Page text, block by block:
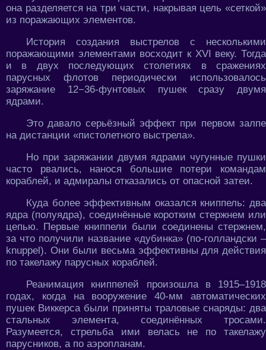
она разделяется на три части, накрывая цель «сеткой»
из поражающих элементов.
История создания выстрелов с несколькими
поражающими элементами восходит к XVI веку. Тогда
и в двух последующих столетиях в сражениях
парусных флотов периодически использовалось
заряжание 12−36-фунтовых пушек сразу двумя
ядрами.
Это давало серьёзный эффект при первом залпе
на дистанции «пистолетного выстрела».
Но при заряжании двумя ядрами чугунные пушки
часто рвались, нанося большие потери командам
кораблей, и адмиралы отказались от опасной затеи.
Куда более эффективным оказался книппель: два
ядра (полуядра), соединённые коротким стержнем или
цепью. Первые книппели были соединены стержнем,
за что получили название «дубинка» (по-голландски –
knuppel). Они были весьма эффективны для действия
по такелажу парусных кораблей.
Реанимация книппелей произошла в 1915–1918
годах, когда на вооружение 40-мм автоматических
пушек Виккерса были приняты траловые снаряды: два
стальных элемента, соединённых тросами.
Разумеется, стрельба ими велась не по такелажу
парусников, а по аэропланам.